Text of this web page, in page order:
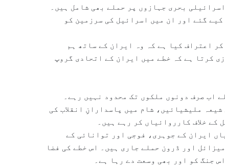
بحری جہازوں پر حملے بھی شامل ہیں۔
گئے اور ان میں اسرائیل کی سرزمین کو
اعتراف کیا ہے کہ وہ ایران کے ساتھ ہم
کرتا ہے کہ خطے میں ایران کے اتحادی گروپ
اب صرف دونوں ملکوں تک محدود نہیں رہے۔
ملیشیائیں، شام میں پاسدارانِ انقلاب کی
خلاف کارروائیاں کر رہے ہیں۔
ایران کے جوہری، فوجی اور توانائی کے
اور ڈرون حملے جاری ہیں۔ اس خطے کی فضا
جنگ کو اور بھی وسعت دے رہا ہے۔